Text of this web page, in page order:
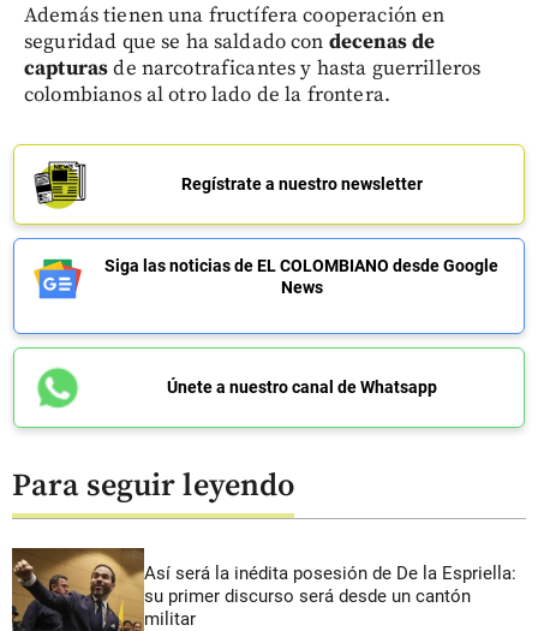
Además tienen una fructífera cooperación en
seguridad que se ha saldado con decenas de
capturasde narcotraficantes y hasta guerrilleros
colombianos al otro lado de la frontera.
Regístrate a nuestro newsletter
Siga las noticias de EL COLOMBIANO desde Google
News
Únete a nuestro canal de Whatsapp
Para seguir leyendo
Así será la inédita posesión de De la Espriella:
su primer discurso será desde un cantón
militar